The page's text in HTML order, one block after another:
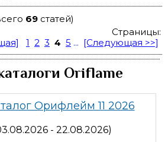
69 статей)
Страницы:
1 2 3 4 5 ... [Следующая >>]
Oriflame
Орифлейм 11 2026
- 22.08.2026)